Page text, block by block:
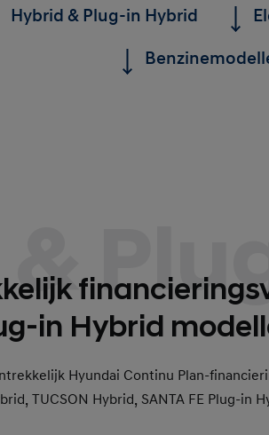
Hybrid & Plug-in Hybrid
&
in Hybrid
Hyundai Continu Plan-
TUCSON Hybrid, SANTA FE Plug-in